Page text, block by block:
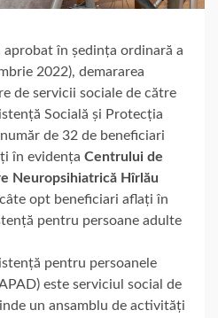
aprobat în ședința ordinară a
2022), demararea
de servicii sociale de către
Socială și Protecția
de 32 de beneficiari
în evidența Centrului de
Neuropsihiatrică Hîrlău
opt beneficiari aflați în
pentru persoane adulte
pentru persoanele
este serviciul social de
un ansamblu de activități